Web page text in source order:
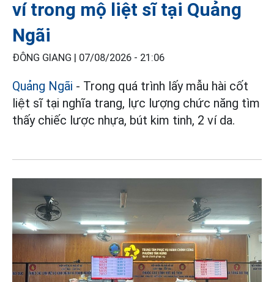
ví trong mộ liệt sĩ tại Quảng
Ngãi
ĐÔNG GIANG | 07/08/2026 - 21:06
Quảng Ngãi - Trong quá trình lấy mẫu hài cốt
liệt sĩ tại nghĩa trang, lực lượng chức năng tìm
thấy chiếc lược nhựa, bút kim tinh, 2 ví da.